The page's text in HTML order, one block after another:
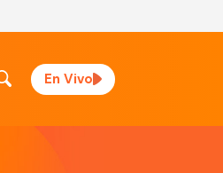
En Vivo